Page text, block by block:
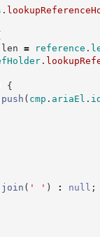
.
len = reference .
.
{
push ( cmp . ariaEl .
join ( ' ' ) : null ;